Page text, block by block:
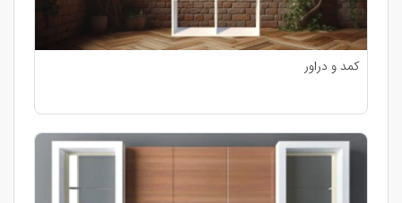
کمد و دراور